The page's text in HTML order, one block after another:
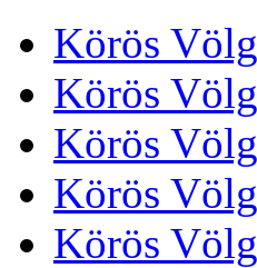
Körös
Körös
Körös
Körös
Körös